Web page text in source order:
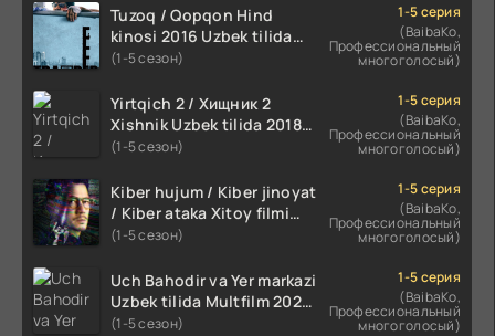
Tuzoq / Qopqon Hind
kinosi 2016 Uzbek tilida
tarjima film HD
(1-5 сезон)
1-5 серия
(BaibaKo,
Профессиональный
многоголосый)
Yirtqich 2 / Хищник 2
Xishnik Uzbek tilida 2018-
2024 O'zbekcha tarjima
(1-5 сезон)
1-5 серия
(BaibaKo,
Профессиональный
многоголосый)
Kiber hujum / Kiber jinoyat
/ Kiber ataka Xitoy filmi
Uzbek tilida O'zbekcha
HD skachat
(1-5 сезон)
1-5 серия
(BaibaKo,
Профессиональный
многоголосый)
Uch Bahodir va Yer markazi
Uzbek tilida Multfilm 2025
tarjima HD skachat
(1-5 сезон)
1-5 серия
(BaibaKo,
Профессиональный
многоголосый)